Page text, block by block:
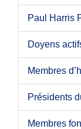
Paul Harris
Doyens
Membres
Présidents
Membres